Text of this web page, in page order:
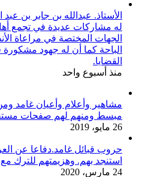
الأستاذ. عبدالله بن جابر بن
له مشاركات عديدة في تجمع
الجهات المختصة في مراعاة
الباحة كما أن له جهود
القضايا.
منذ أسبوع واحد
مشاهير وأعلام وأعيان غامد
مبسط ومنهم لهم صفحات
26 مايو، 2019
حروب قبائل غامد.دفاعا عن
استنجد بهم. وهزيمتهم للترك
24 مارس، 2020